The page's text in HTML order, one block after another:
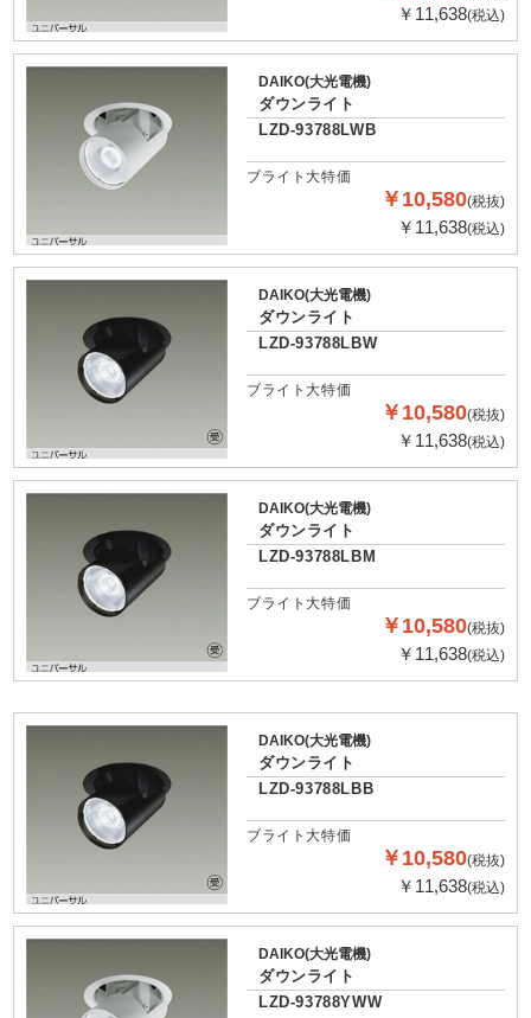
￥11,638(税込)
DAIKO(大光電機)
ダウンライト
LZD-93788LWB
ブライト大特価
￥10,580(税抜)
￥11,638(税込)
DAIKO(大光電機)
ダウンライト
LZD-93788LBW
ブライト大特価
￥10,580(税抜)
￥11,638(税込)
DAIKO(大光電機)
ダウンライト
LZD-93788LBM
ブライト大特価
￥10,580(税抜)
￥11,638(税込)
DAIKO(大光電機)
ダウンライト
LZD-93788LBB
ブライト大特価
￥10,580(税抜)
￥11,638(税込)
DAIKO(大光電機)
ダウンライト
LZD-93788YWW